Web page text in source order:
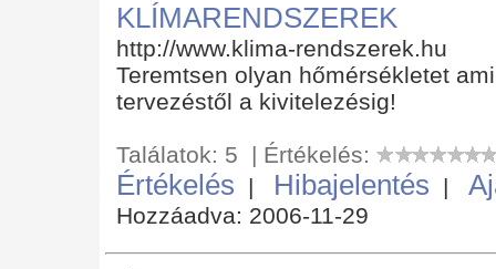
KLÍMARENDSZEREK
http://www.klima-rendszerek.hu
Teremtsen olyan hőmérsékletet
tervezéstől a kivitelezésig!
Találatok: 5 | Értékelés:
Értékelés | Hibajelentés |
Hozzáadva: 2006-11-29